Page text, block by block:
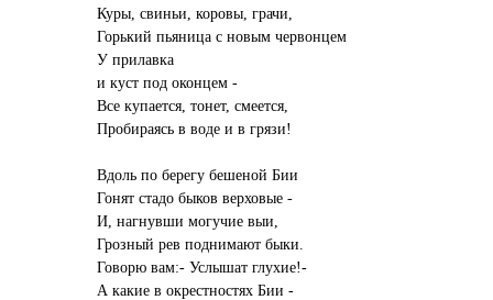
Куры, свиньи, коровы, грачи,
Горький пьяница с новым червонцем
У прилавка
и куст под оконцем -
Все купается, тонет, смеется,
Пробираясь в воде и в грязи!
Вдоль по берегу бешеной Бии
Гонят стадо быков верховые -
И, нагнувши могучие выи,
Грозный рев поднимают быки.
Говорю вам:- Услышат глухие!-
А какие в окрестностях Бии -